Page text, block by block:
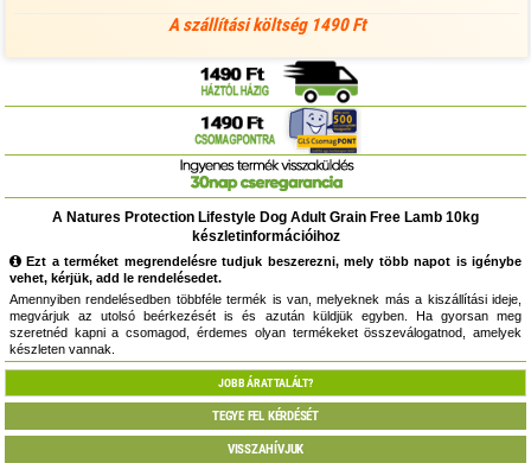
A szállítási költség 1490 Ft
A Natures Protection Lifestyle Dog Adult Grain Free Lamb 10kg
készletinformációihoz
Ezt a terméket megrendelésre tudjuk beszerezni, mely több napot is igénybe
vehet, kérjük, add le rendelésedet.
Amennyiben rendelésedben többféle termék is van, melyeknek más a kiszállítási ideje,
megvárjuk az utolsó beérkezését is és azután küldjük egyben. Ha gyorsan meg
szeretnéd kapni a csomagod, érdemes olyan termékeket összeválogatnod, amelyek
készleten vannak.
JOBB ÁRAT TALÁLT?
TEGYE FEL KÉRDÉSÉT
VISSZAHÍVJUK